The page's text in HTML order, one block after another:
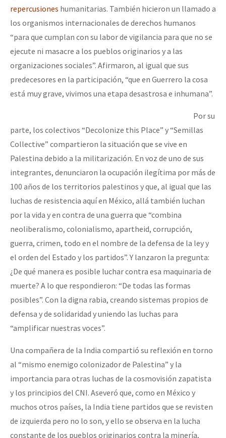
repercusiones humanitarias. También hicieron un llamado a
los organismos internacionales de derechos humanos
“para que cumplan con su labor de vigilancia para que no se
ejecute ni masacre a los pueblos originarios y a las
organizaciones sociales”. Afirmaron, al igual que sus
predecesores en la participación, “que en Guerrero la cosa
está muy grave, vivimos una etapa desastrosa e inhumana”.
Por su
parte, los colectivos “Decolonize this Place” y “Semillas
Collective” compartieron la situación que se vive en
Palestina debido a la militarización. En voz de uno de sus
integrantes, denunciaron la ocupación ilegítima por más de
100 años de los territorios palestinos y que, al igual que las
luchas de resistencia aquí en México, allá también luchan
por la vida y en contra de una guerra que “combina
neoliberalismo, colonialismo, apartheid, corrupción,
guerra, crimen, todo en el nombre de la defensa de la ley y
el orden del Estado y los partidos”. Y lanzaron la pregunta:
¿De qué manera es posible luchar contra esa maquinaria de
muerte? A lo que respondieron: “De todas las formas
posibles”. Con la digna rabia, creando sistemas propios de
defensa y de solidaridad y uniendo las luchas para
“amplificar nuestras voces”.
Una compañera de la India compartió su reflexión en torno
al “mismo enemigo colonizador de Palestina” y la
importancia para otras luchas de la cosmovisión zapatista
y los principios del CNI. Aseveró que, como en México y
muchos otros países, la India tiene partidos que se revisten
de izquierda pero no lo son, y ello se observa en la lucha
constante de los pueblos originarios contra la minería,